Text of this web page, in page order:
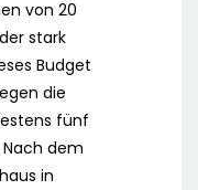
von 20
stark
Budget
die
fünf
dem
in